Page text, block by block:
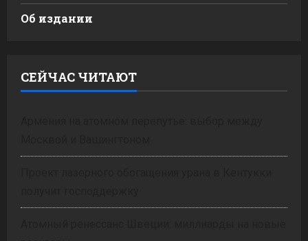
Об издании
СЕЙЧАС ЧИТАЮТ